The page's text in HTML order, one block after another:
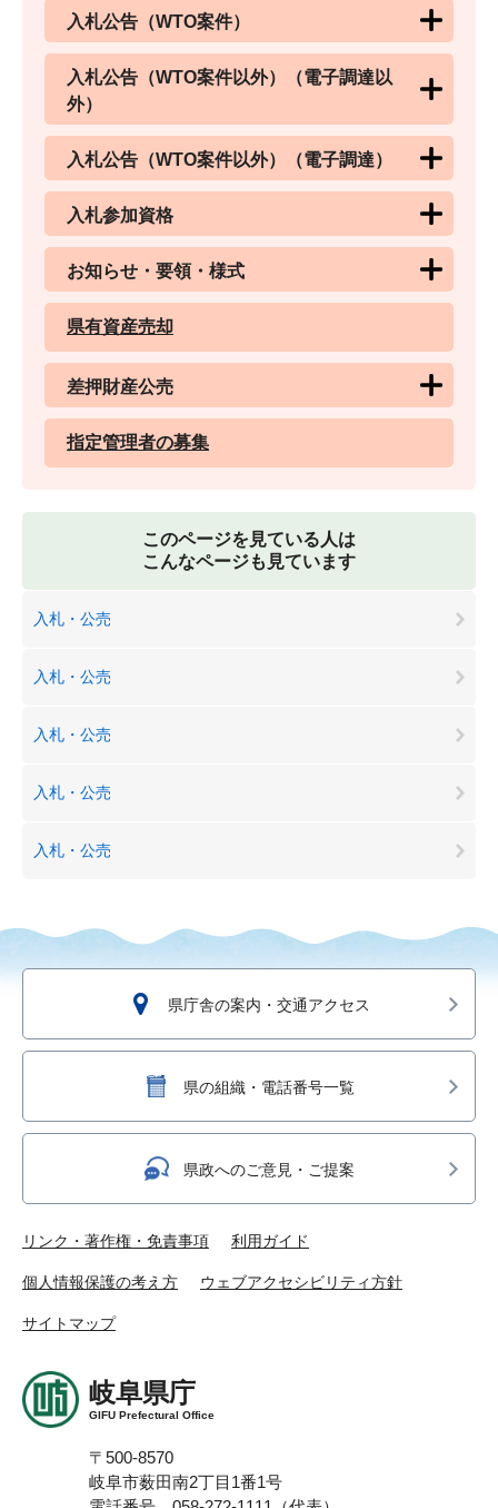
入札公告（WTO案件）
入札公告（WTO案件以外）（電子調達以
外）
入札公告（WTO案件以外）（電子調達）
入札参加資格
お知らせ・要領・様式
県有資産売却
差押財産公売
指定管理者の募集
このページを見ている人は
こんなページも見ています
入札・公売
入札・公売
入札・公売
入札・公売
入札・公売
県庁舎の案内・交通アクセス
県の組織・電話番号一覧
県政へのご意見・ご提案
リンク・著作権・免責事項 利用ガイド
個人情報保護の考え方 ウェブアクセシビリティ方針
サイトマップ
岐阜県庁
GIFU Prefectural Office
〒500-8570
岐阜市薮田南2丁目1番1号